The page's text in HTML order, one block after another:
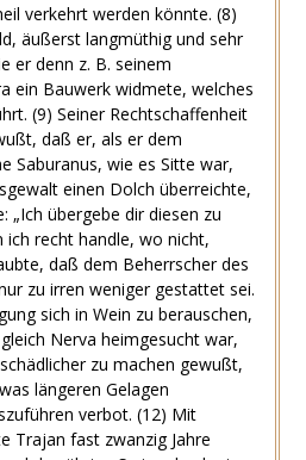
verkehrt werden könnte. (8)
äußerst langmüthig und sehr
er denn z. B. seinem
ein Bauwerk widmete, welches
(9) Seiner Rechtschaffenheit
daß er, als er dem
Saburanus, wie es Sitte war,
einen Dolch überreichte,
„Ich übergebe dir diesen zu
ich recht handle, wo nicht,
daß dem Beherrscher des
zu irren weniger gestattet sei.
sich in Wein zu berauschen,
Nerva heimgesucht war,
zu machen gewußt,
längeren Gelagen
verbot. (12) Mit
Trajan fast zwanzig Jahre